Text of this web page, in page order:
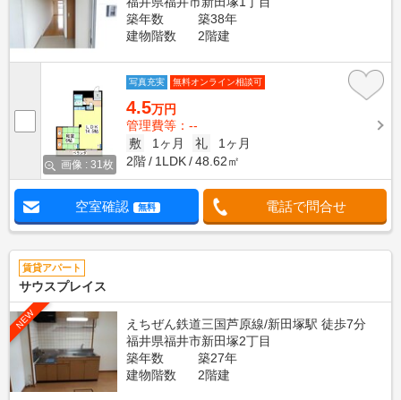
築年数
築38年
建物階数
2階建
画像 : 31枚
写真充実 無料オンライン相談可
4.5万円
管理費等：--
敷
1ヶ月 礼
1ヶ月
2階
1LDK 48.62㎡
空室確認 無料 電話で問合せ
賃貸アパート
サウスプレイス
NEW
えちぜん鉄道三国芦原線/新田塚駅 徒歩7分
福井県福井市新田塚2丁目
築年数
築27年
建物階数
2階建